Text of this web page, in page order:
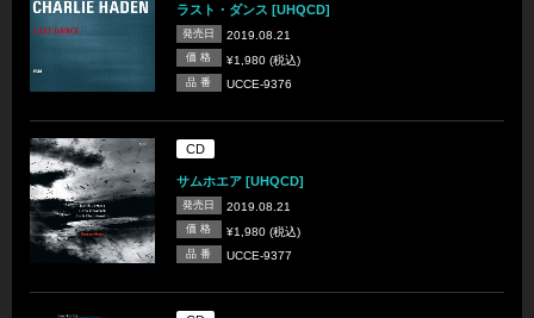
ラスト・ダンス [UHQCD]
発売日 2019.08.21
価 格 ¥1,980 (税込)
品 番 UCCE-9376
CD
サムホエア [UHQCD]
発売日 2019.08.21
価 格 ¥1,980 (税込)
品 番 UCCE-9377